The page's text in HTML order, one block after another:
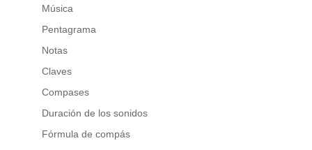
Música
Pentagrama
Notas
Claves
Compases
Duración de los sonidos
Fórmula de compás